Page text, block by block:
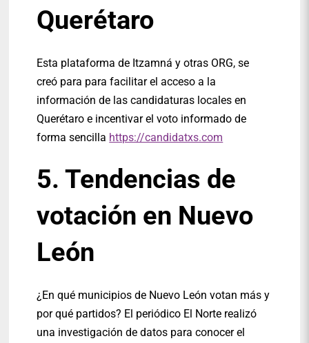
Querétaro
Esta plataforma de Itzamná y otras ORG, se
creó para para facilitar el acceso a la
información de las candidaturas locales en
Querétaro e incentivar el voto informado de
forma sencilla https://candidatxs.com
5. Tendencias de
votación en Nuevo
León
¿En qué municipios de Nuevo León votan más y
por qué partidos? El periódico El Norte realizó
una investigación de datos para conocer el